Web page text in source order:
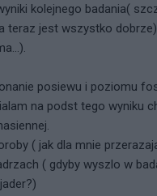
kolejnego badania(
teraz jest wszystko
posiewu i poziomu
na podst tego wyniku
( jak dla mnie
( gdyby wyszlo w